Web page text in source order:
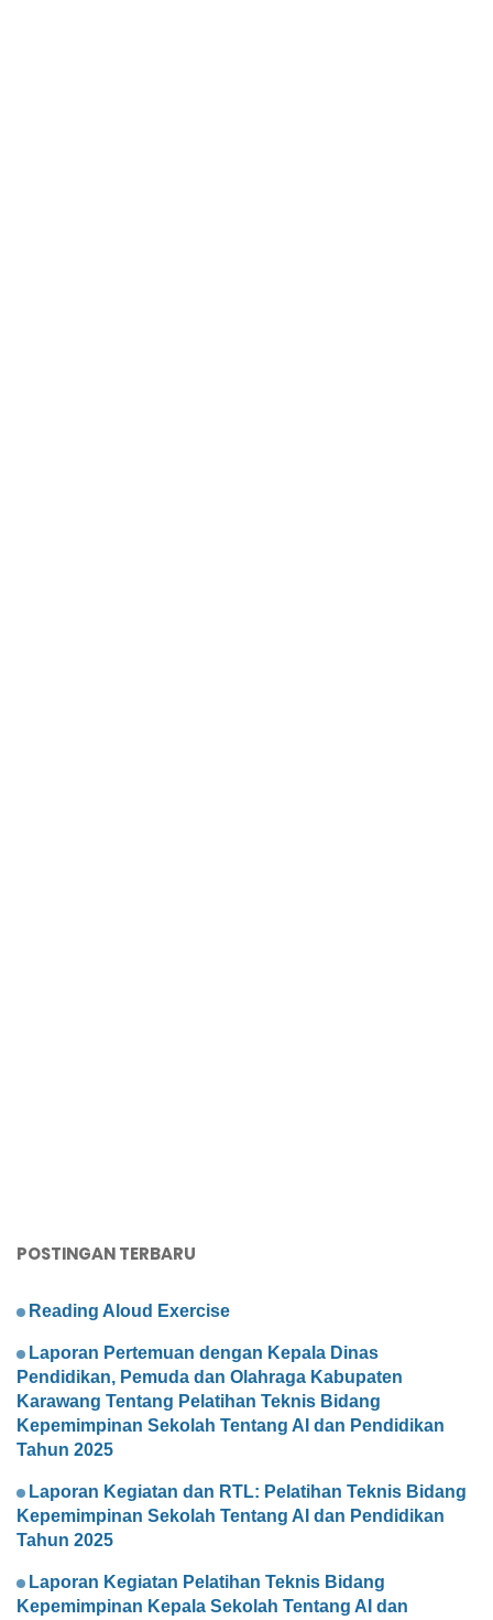
POSTINGAN TERBARU
Reading Aloud Exercise
Laporan Pertemuan dengan Kepala Dinas
Pendidikan, Pemuda dan Olahraga Kabupaten
Karawang Tentang Pelatihan Teknis Bidang
Kepemimpinan Sekolah Tentang AI dan Pendidikan
Tahun 2025
Laporan Kegiatan dan RTL: Pelatihan Teknis Bidang
Kepemimpinan Sekolah Tentang AI dan Pendidikan
Tahun 2025
Laporan Kegiatan Pelatihan Teknis Bidang
Kepemimpinan Kepala Sekolah Tentang AI dan